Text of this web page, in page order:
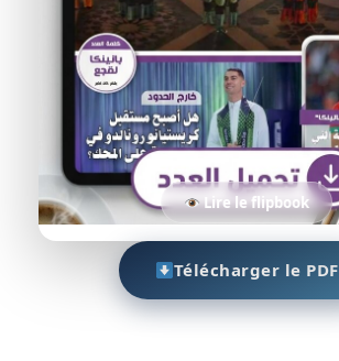
Lire le flipbook
Télécharger le PDF